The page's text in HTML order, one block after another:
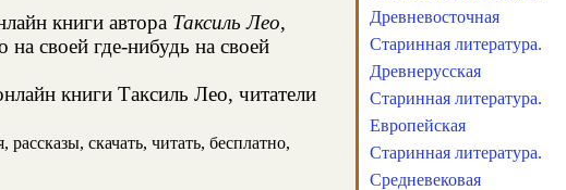
книги автора Таксиль Лео,
своей где-нибудь на своей
книги Таксиль Лео, читатели
скачать, читать, бесплатно,
Древневосточная
Старинная литература.
Древнерусская
Старинная литература.
Европейская
Старинная литература.
Средневековая